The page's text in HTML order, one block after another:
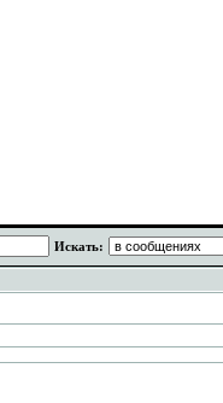
Искать: